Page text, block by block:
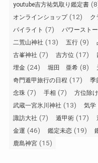
youtube吉方祐気取り鑑定書
オンラインショップ(12) ク
パイライト (7) パワースト
二荒山神社 (13) 五行 (9)
古峯神社 (7) 吉方位 (17)
埋金 (24) 堀田 亜希 (8)
奇門遁甲旅行の日程 (17) 季
念珠 (7) 手相 (7) 方位除け
武蔵一宮氷川神社 (13) 気学
諏訪大社 (7) 遁甲術 (17)
金運 (46) 鑑定未恋 (19)
鹿島神宮 (15)